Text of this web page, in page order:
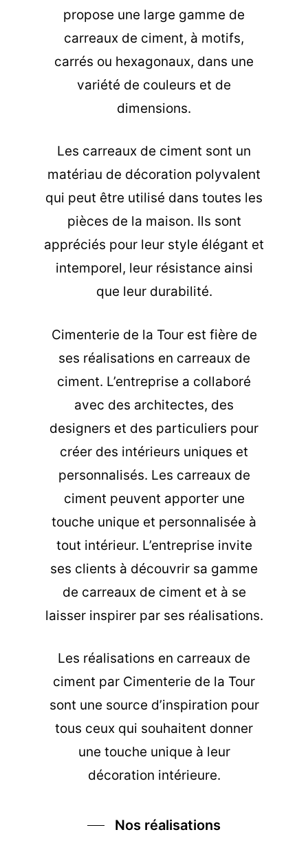
propose une large gamme de
carreaux de ciment, à motifs,
carrés ou hexagonaux, dans une
variété de couleurs et de
dimensions.
Les carreaux de ciment sont un
matériau de décoration polyvalent
qui peut être utilisé dans toutes les
pièces de la maison. Ils sont
appréciés pour leur style élégant et
intemporel, leur résistance ainsi
que leur durabilité.
Cimenterie de la Tour est fière de
ses réalisations en carreaux de
ciment. L’entreprise a collaboré
avec des architectes, des
designers et des particuliers pour
créer des intérieurs uniques et
personnalisés. Les carreaux de
ciment peuvent apporter une
touche unique et personnalisée à
tout intérieur. L’entreprise invite
ses clients à découvrir sa gamme
de carreaux de ciment et à se
laisser inspirer par ses réalisations.
Les réalisations en carreaux de
ciment par Cimenterie de la Tour
sont une source d’inspiration pour
tous ceux qui souhaitent donner
une touche unique à leur
décoration intérieure.
Nos réalisations